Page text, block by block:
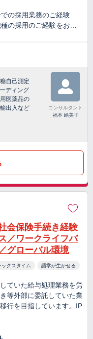
の採用業務のご経験
種の採用のご経験をお…
自己測定
ディング
医薬品の
出入など
コンサルタント
福本 絵美子
会保険手続き経験
／ワークライフバ
グローバル環境
ックスタイム 語学が生かせる
ていた給与処理業務を労
等外部に委託していた業
行を目指しています。IP